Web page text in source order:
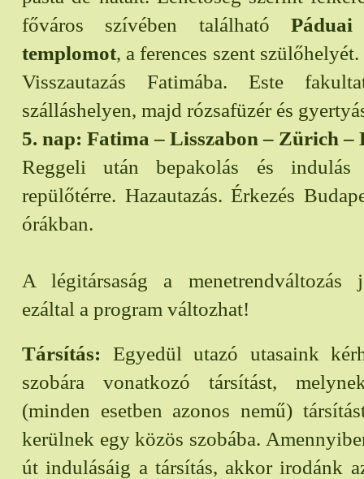
főváros szívében található
templomot, a ferences szent
Visszautazás Fatimába. Este
szálláshelyen, majd rózsafüzér és
5. nap: Fatima – Lisszabon – Zürich –
Reggeli után bepakolás és indulás
repülőtérre. Hazautazás. Érkezés
órákban.
A légitársaság a menetrendváltozás
ezáltal a program változhat!
Társítás: Egyedül utazó utasaink
szobára vonatkozó társítást,
(minden esetben azonos nemű)
kerülnek egy közös szobába.
út indulásáig a társítás, akkor irodánk